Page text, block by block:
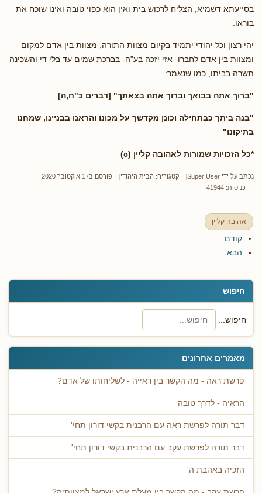
חיפוש
חיפוש...
מאמרים אחרונים
פרשת ראה - מה הקשר בין ראייה - לשליחותו של אדם?
הראיה - לדרך טובה
דבר תורה לפרשת ראה עם הרבנית בקשי דורון תחי'
דבר תורה לפרשת עקב עם הרבנית בקשי דורון תחי'
הזכיה באהבת ה'
בסייעתא דשמיא, הצליח לרכוש בית ואין הוא כפוי טובה ואינו שוכח את
בוראו.
יהי רצון וכל יהודי יתמיד בקיום מצוות התורה, מצוות בין אדם למקום
ומצוות בין אדם לחברו- אזי יזכה בע"ה- בברכת שמים עד בלי די והשכינה
תשרה בביתו, כמו שנאמר:
"ברוך אתה בבואך וברוך אתה בצאתך" [דברים כ"ח,ה]
"בנה ביתך כבתחילה וכונן מקדשך על מכונו והראנו בבניינו, שמחנו
בתיקונו"
*כל הזכויות שמורות לאהובה קליין (c)
נכתב על ידי Super User קטגוריה: הבית היהודי
פורסם ב17 אוקטובר 2020
כניסות: 41944
אהובה קליין
קודם
הבא